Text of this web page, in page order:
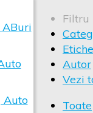
Filtru
Autor
Vezi
Toate